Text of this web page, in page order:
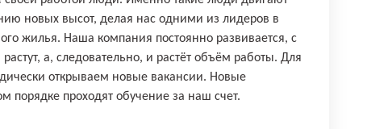
новых высот, делая нас одними из лидеров в
жилья. Наша компания постоянно развивается, с
а, следовательно, и растёт объём работы. Для
открываем новые вакансии. Новые
порядке проходят обучение за наш счет.